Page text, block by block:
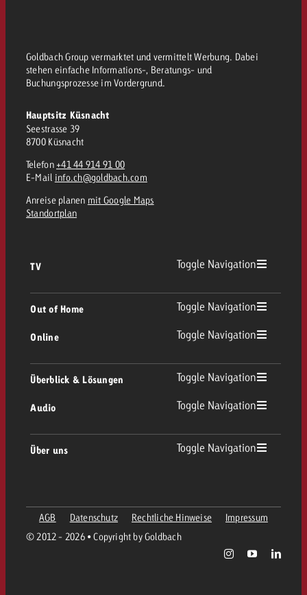
Goldbach Group vermarktet und vermittelt Werbung. Dabei
stehen einfache Informations-, Beratungs- und
Buchungsprozesse im Vordergrund.
Hauptsitz Küsnacht
Seestrasse 39
8700 Küsnacht
Telefon +41 44 914 91 00
E-Mail info.ch@goldbach.com
Anreise planen mit Google Maps
Standortplan
TV Toggle Navigation
Werberichtlinien
Out of Home Toggle Navigation
Out of Home Übersicht
Plakatwerbung
Digital Out of Home
Kontaktiere das OOH-Team
Online Toggle Navigation
Werbemittel-Anlieferung
Überblick & Lösungen Toggle Navigation
Beratung & Crossmedia
Werbeformate
Audio Toggle Navigation
Digital Audio
Über uns Toggle Navigation
Team
© 2012 - 2026 • Copyright by Goldbach
AGB Datenschutz Rechtliche Hinweise Impressum